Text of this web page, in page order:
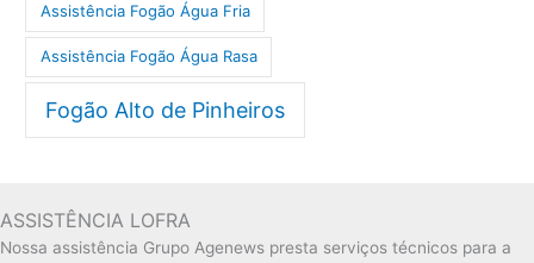
Assistência Fogão Água Fria
Assistência Fogão Água Rasa
Fogão Alto de Pinheiros
ASSISTÊNCIA LOFRA
Nossa assistência Grupo Agenews presta serviços técnicos para a